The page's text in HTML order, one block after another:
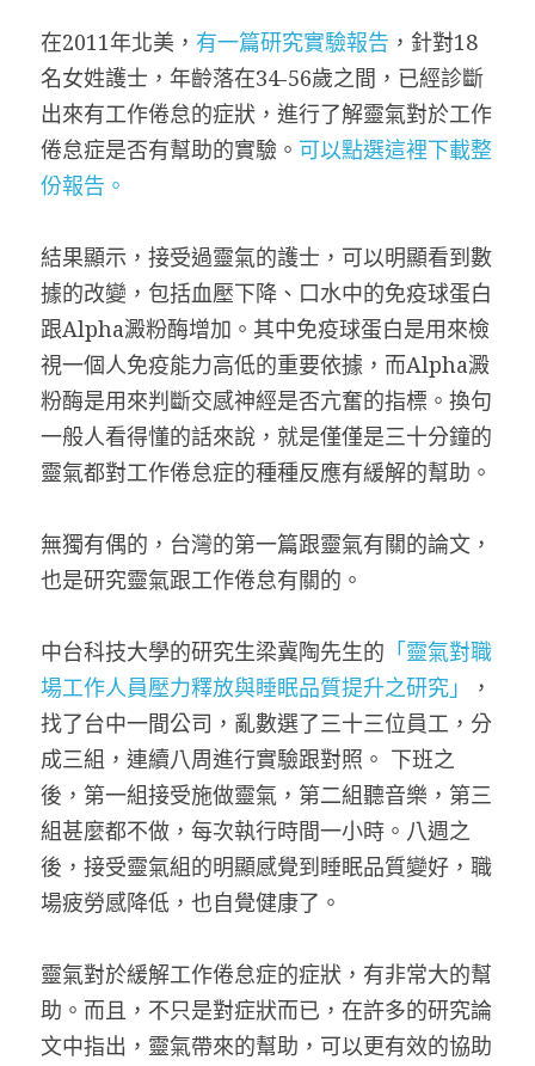
在2011年北美， 有一篇研究實驗報告 ，針對18
名女姓護士，年齡落在34-56歲之間，已經診斷
出來有工作倦怠的症狀，進行了解靈氣對於工作
倦怠症是否有幫助的實驗。 可以點選這裡下載整
份報告。
結果顯示，接受過靈氣的護士，可以明顯看到數
據的改變，包括血壓下降、口水中的免疫球蛋白
跟Alpha澱粉酶增加。其中免疫球蛋白是用來檢
視一個人免疫能力高低的重要依據，而Alpha澱
粉酶是用來判斷交感神經是否亢奮的指標。換句
一般人看得懂的話來說，就是僅僅是三十分鐘的
靈氣都對工作倦怠症的種種反應有緩解的幫助。
無獨有偶的，台灣的第一篇跟靈氣有關的論文，
也是研究靈氣跟工作倦怠有關的。
中台科技大學的研究生梁冀陶先生的 「靈氣對職
場工作人員壓力釋放與睡眠品質提升之研究」
，
找了台中一間公司，亂數選了三十三位員工，分
成三組，連續八周進行實驗跟對照。 下班之
後，第一組接受施做靈氣，第二組聽音樂，第三
組甚麼都不做，每次執行時間一小時。八週之
後，接受靈氣組的明顯感覺到睡眠品質變好，職
場疲勞感降低，也自覺健康了。
靈氣對於緩解工作倦怠症的症狀，有非常大的幫
助。而且，不只是對症狀而已，在許多的研究論
文中指出，靈氣帶來的幫助，可以更有效的協助